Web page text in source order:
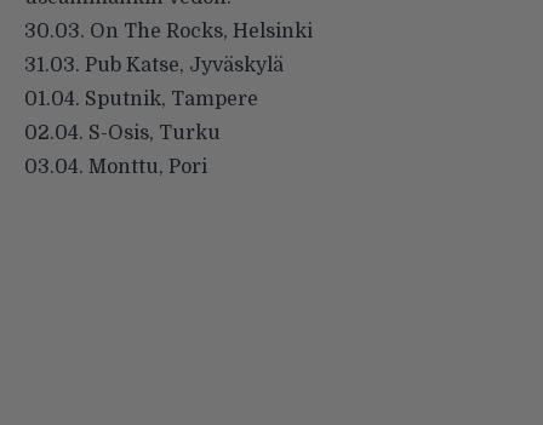
30.03. On The Rocks, Helsinki
31.03. Pub Katse, Jyväskylä
01.04. Sputnik, Tampere
02.04. S-Osis, Turku
03.04. Monttu, Pori